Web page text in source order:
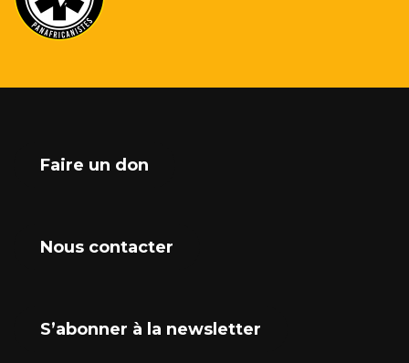
Faire un don
Nous contacter
S’abonner à la newsletter